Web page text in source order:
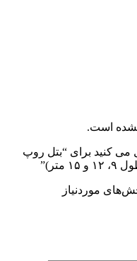
است.
می کنید برای “بتل روپ
موردنیاز